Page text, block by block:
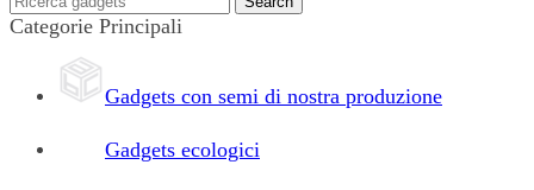
Categorie Principali
Gadgets con semi di nostra produzione
Gadgets ecologici